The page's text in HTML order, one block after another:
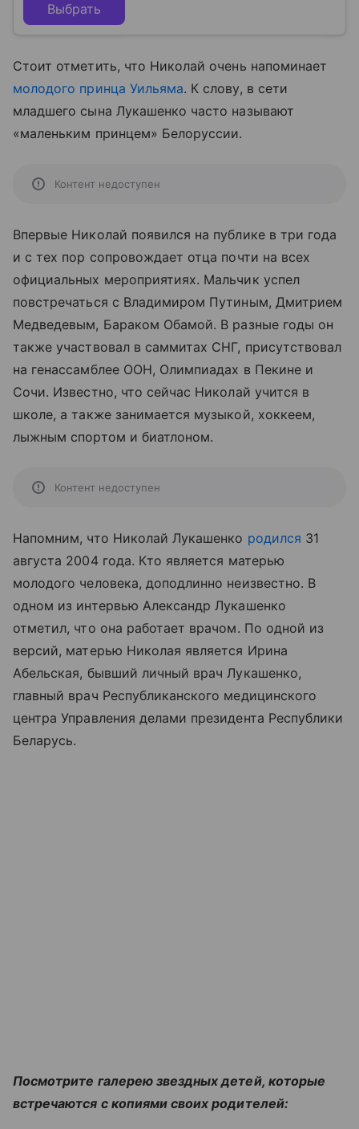
Выбрать
Стоит отметить, что Николай очень напоминает
молодого принца Уильяма. К слову, в сети
младшего сына Лукашенко часто называют
«маленьким принцем» Белоруссии.
Контент недоступен
Впервые Николай появился на публике в три года
и с тех пор сопровождает отца почти на всех
официальных мероприятиях. Мальчик успел
повстречаться с Владимиром Путиным, Дмитрием
Медведевым, Бараком Обамой. В разные годы он
также участвовал в саммитах СНГ, присутствовал
на генассамблее ООН, Олимпиадах в Пекине и
Сочи. Известно, что сейчас Николай учится в
школе, а также занимается музыкой, хоккеем,
лыжным спортом и биатлоном.
Контент недоступен
Напомним, что Николай Лукашенко родился 31
августа 2004 года. Кто является матерью
молодого человека, доподлинно неизвестно. В
одном из интервью Александр Лукашенко
отметил, что она работает врачом. По одной из
версий, матерью Николая является Ирина
Абельская, бывший личный врач Лукашенко,
главный врач Республиканского медицинского
центра Управления делами президента Республики
Беларусь.
Посмотрите галерею звездных детей, которые
встречаются с копиями своих родителей: